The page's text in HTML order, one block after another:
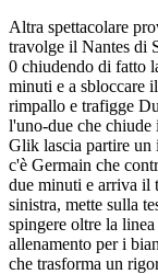
Altra spettacolare
travolge il Nantes di
0 chiudendo di fatto
minuti e a sbloccare
rimpallo e trafigge
l'uno-due che
Glik lascia partire un
c'è Germain che
due minuti e arriva il
sinistra, mette sulla
spingere oltre la
allenamento per i
che trasforma un